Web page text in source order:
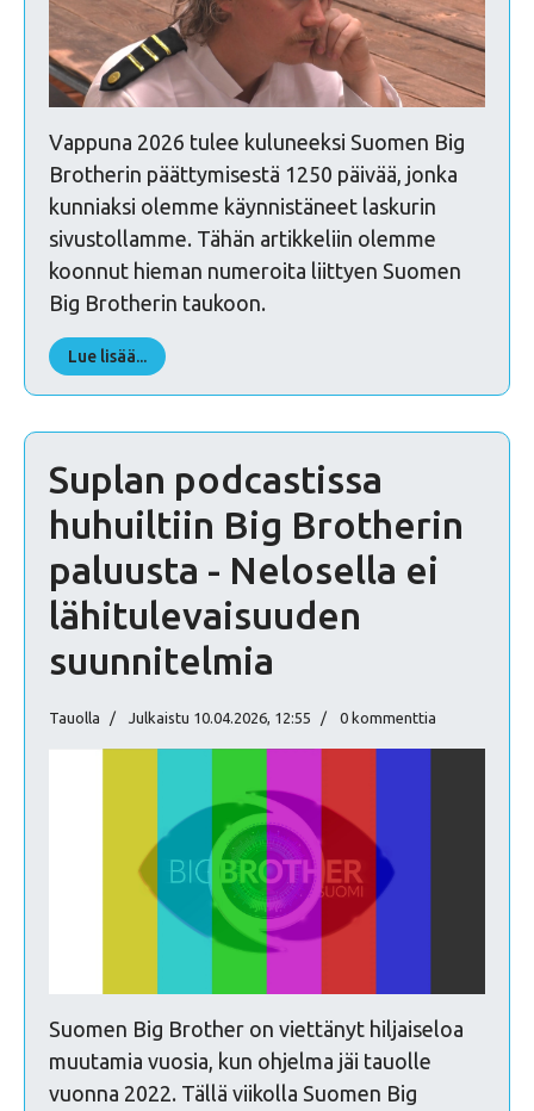
Vappuna 2026 tulee kuluneeksi Suomen Big
Brotherin päättymisestä 1250 päivää, jonka
kunniaksi olemme käynnistäneet laskurin
sivustollamme. Tähän artikkeliin olemme
koonnut hieman numeroita liittyen Suomen
Big Brotherin taukoon.
Lue lisää...
Suplan podcastissa
huhuiltiin Big Brotherin
paluusta - Nelosella ei
lähitulevaisuuden
suunnitelmia
Tauolla Julkaistu 10.04.2026, 12:55 0 kommenttia
Suomen Big Brother on viettänyt hiljaiseloa
muutamia vuosia, kun ohjelma jäi tauolle
vuonna 2022. Tällä viikolla Suomen Big